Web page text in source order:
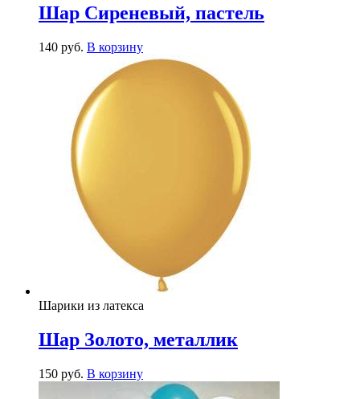
Шар Сиреневый, пастель
140 руб. В корзину
Шарики из латекса
Шар Золото, металлик
150 руб. В корзину